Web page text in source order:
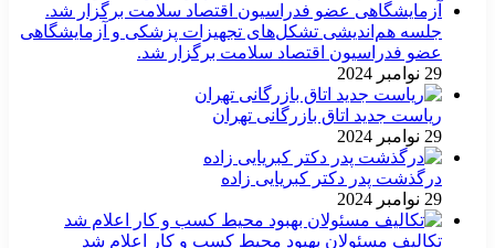
جلسه هم‌اندیشی تشکل‌های تجهیزات پزشکی و آزمایشگاهی
عضو فدراسیون اقتصاد سلامت برگزار شد.
29 نوامبر 2024
ریاست جدید اتاق بازرگانی تهران
29 نوامبر 2024
درگذشت پدر دکتر کبریایی زاده
29 نوامبر 2024
تکالیف مسئولان بهبود محیط کسب و کار اعلام شد